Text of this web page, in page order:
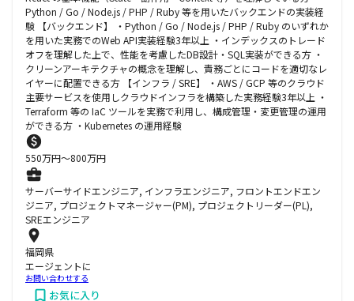
Python / Go / Node.js / PHP / Ruby 等を用いたバックエンドの実装経
験 【バックエンド】 ・Python / Go / Node.js / PHP / Ruby のいずれか
を用いた実務でのWeb API実装経験3年以上 ・インデックスのトレード
オフを理解した上で、性能を考慮したDB設計・SQL実装ができる方 ・
クリーンアーキテクチャの概念を理解し、責務ごとにコードを適切なレ
イヤーに配置できる方 【インフラ / SRE】 ・AWS / GCP 等のクラウド
主要サービスを使用しクラウドインフラを構築した実務経験3年以上 ・
Terraform 等の IaC ツールを実務で利用し、構成管理・変更管理の運用
ができる方 ・Kubernetes の運用経験
550万円〜800万円
サーバーサイドエンジニア, インフラエンジニア, フロントエンドエン
ジニア, プロジェクトマネージャー(PM), プロジェクトリーダー(PL),
SREエンジニア
福岡県
エージェントに
お問い合わせする
お気に入り